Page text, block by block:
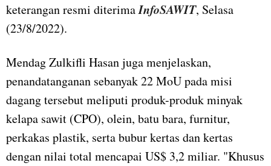
keterangan resmi diterimaInfoSAWIT, Selasa
(23/8/2022).
Mendag Zulkifli Hasan juga menjelaskan,
penandatanganan sebanyak 22 MoU pada misi
dagang tersebut meliputi produk-produk minyak
kelapa sawit (CPO), olein, batu bara, furnitur,
perkakas plastik, serta bubur kertas dan kertas
dengan nilai total mencapai US$ 3,2 miliar. "Khusus